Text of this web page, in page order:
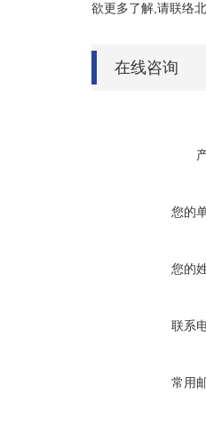
欲更多了解,请联络
在线咨询
您的
您的
联系
常用